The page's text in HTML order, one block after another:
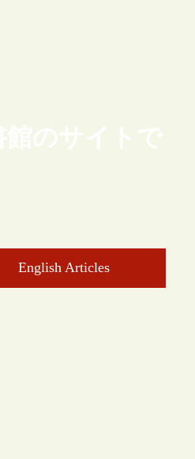
館のサイトで
English Articles